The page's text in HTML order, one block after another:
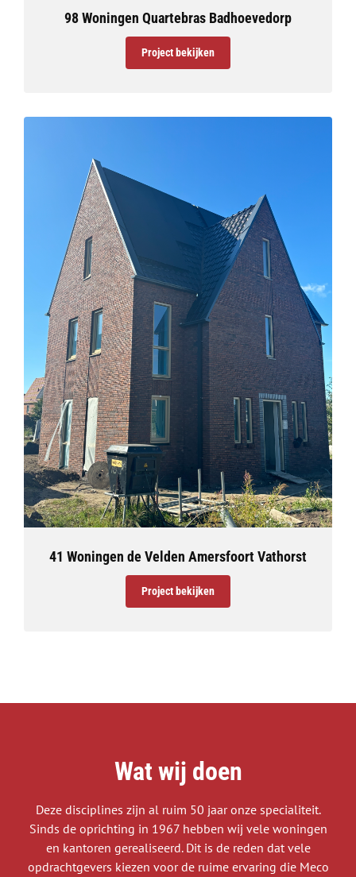
98 Woningen Quartebras Badhoevedorp
Project bekijken
41 Woningen de Velden Amersfoort Vathorst
Project bekijken
Wat wij doen
Deze disciplines zijn al ruim 50 jaar onze specialiteit.
Sinds de oprichting in 1967 hebben wij vele woningen
en kantoren gerealiseerd. Dit is de reden dat vele
opdrachtgevers kiezen voor de ruime ervaring die Meco